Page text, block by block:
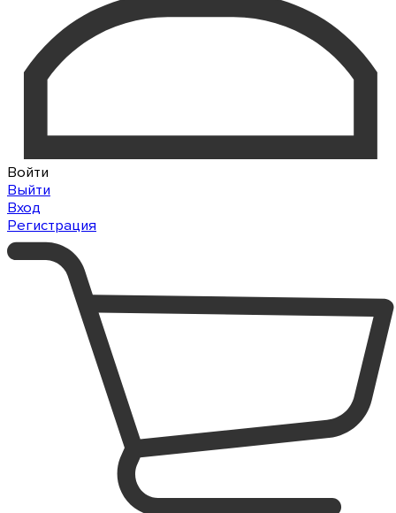
Войти
Выйти
Вход
Регистрация